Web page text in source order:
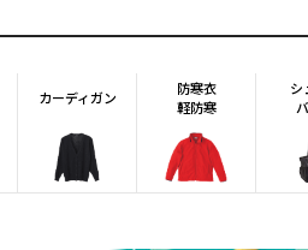
カーディガン
防寒衣
軽防寒
シ